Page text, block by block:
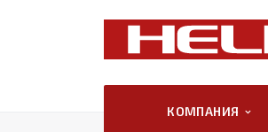
КОМПАНИЯ